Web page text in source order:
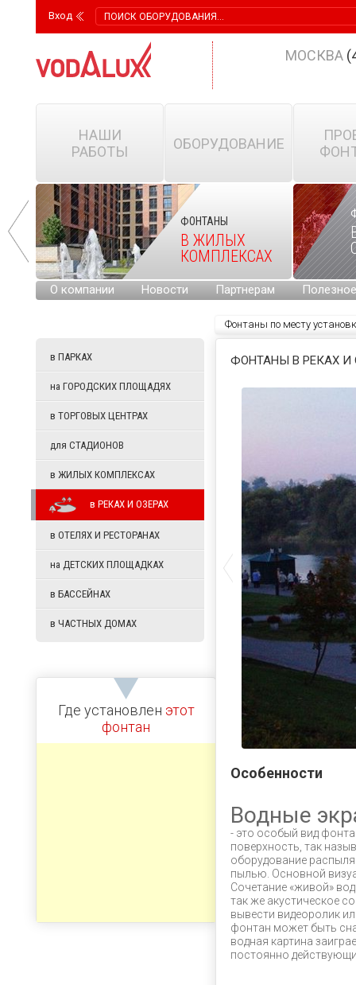
Вход
МОСКВА
НАШИ
РАБОТЫ
ОБОРУДОВАНИЕ
ФОНТАНЫ
В ЖИЛЫХ
КОМПЛЕКСАХ
О компании Новости Партнерам Полезное
Фонтаны по месту
ФОНТАНЫ В РЕКАХ
Особенности
Водные
- это особый вид
поверхность, так
оборудование
пылью. Основной
Сочетание «живой»
так же акустическое
вывести видеоролик
фонтан может быть
водная картина
постоянно
в ПАРКАХ
на ГОРОДСКИХ ПЛОЩАДЯХ
в ТОРГОВЫХ ЦЕНТРАХ
для СТАДИОНОВ
в ЖИЛЫХ КОМПЛЕКСАХ
в РЕКАХ И ОЗЕРАХ
в ОТЕЛЯХ И РЕСТОРАНАХ
на ДЕТСКИХ ПЛОЩАДКАХ
в БАССЕЙНАХ
в ЧАСТНЫХ ДОМАХ
Где установлен этот
фонтан